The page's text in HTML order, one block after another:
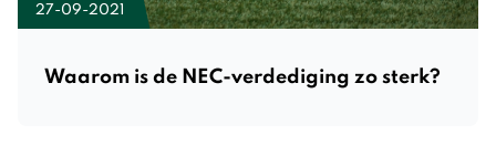
27-09-2021
Waarom is de NEC-verdediging zo sterk?